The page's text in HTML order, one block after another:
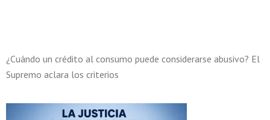
¿Cuándo un crédito al consumo puede considerarse abusivo? El
Supremo aclara los criterios